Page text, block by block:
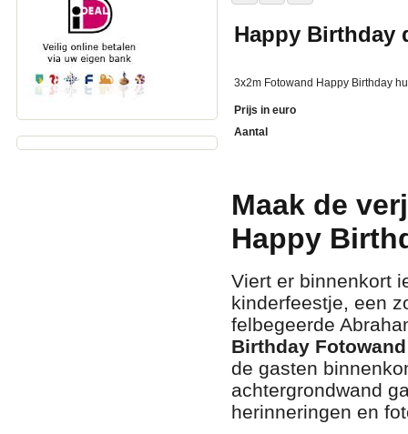
Happy Birthday
3x2m Fotowand Happy Birthday
Prijs in euro
Aantal
Maak de
Happy
Viert er binnenkort
kinderfeestje, een
felbegeerde
Birthday Fotowand
de gasten
achtergrondwand
herinneringen en